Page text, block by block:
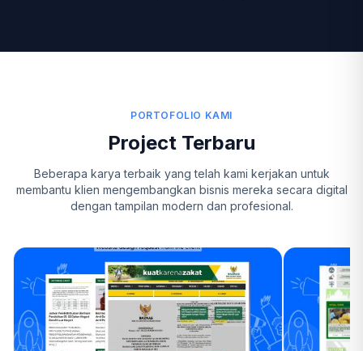
PORTOFOLIO KAMI
Project Terbaru
Beberapa karya terbaik yang telah kami kerjakan untuk
membantu klien mengembangkan bisnis mereka secara digital
dengan tampilan modern dan profesional.